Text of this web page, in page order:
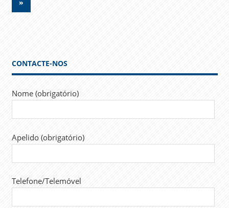
Posts
»
CONTACTE-NOS
Nome (obrigatório)
Apelido (obrigatório)
Telefone/Telemóvel